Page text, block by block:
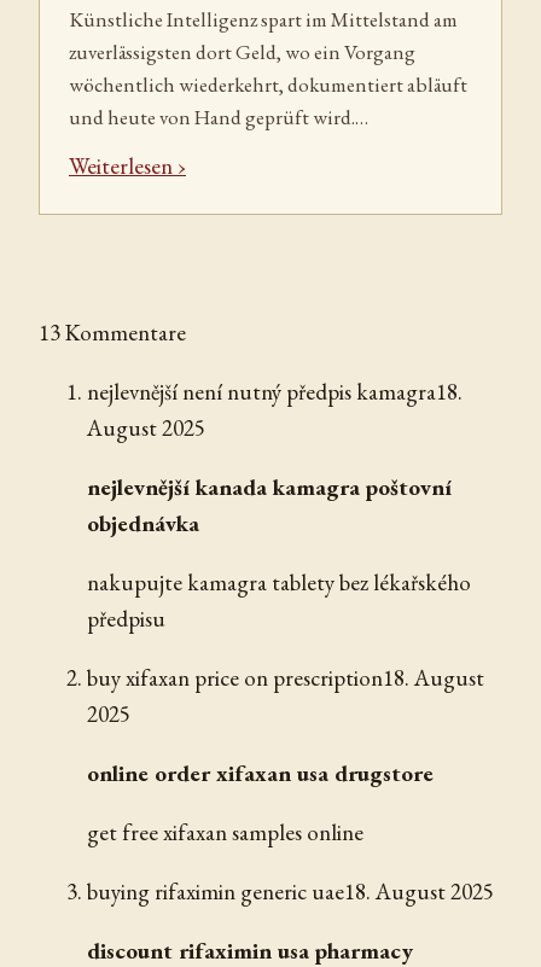
Künstliche Intelligenz spart im Mittelstand am
zuverlässigsten dort Geld, wo ein Vorgang
wöchentlich wiederkehrt, dokumentiert abläuft
und heute von Hand geprüft wird.…
Weiterlesen
13 Kommentare
nejlevnější není nutný předpis kamagra18.
August 2025
nejlevnější kanada kamagra poštovní
objednávka
nakupujte kamagra tablety bez lékařského
předpisu
buy xifaxan price on prescription18. August
2025
online order xifaxan usa drugstore
get free xifaxan samples online
buying rifaximin generic uae18. August 2025
discount rifaximin usa pharmacy